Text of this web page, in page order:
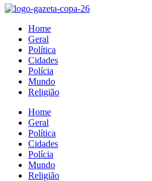
Home
Geral
Política
Cidades
Polícia
Mundo
Religião
Home
Geral
Política
Cidades
Polícia
Mundo
Religião